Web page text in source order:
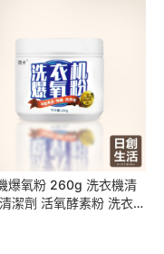
爆氧粉 260g 洗衣機清
潔劑 活氧酵素粉 洗衣機